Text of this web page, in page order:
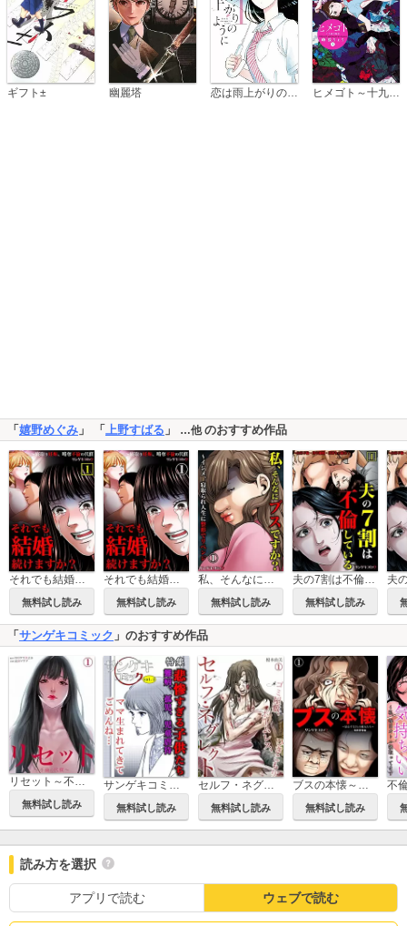
ギフト± 幽麗塔 恋は雨上がりのように ヒメゴト～十九歳の制服～
「 嬉野めぐみ 」 「 上野すばる 」 …他のおすすめ作品
それでも結婚続けますか？～寝取り妊娠、略奪不倫の代償【単行本】
無料試し読み
それでも結婚続けますか？～寝取り妊娠、略奪不倫の代償
無料試し読み
私、そんなにブスですか？～イジメ、寝取られ人生に整形でリベンジ
無料試し読み
夫の7割は不倫している～白昼不倫・熟年離婚・裏切りの結末！【単行本】
無料試し読み
「 サンゲキコミック 」のおすすめ作品
リセット～不倫の代償～【分冊版】
無料試し読み 無料試し読み 無料試し読み 無料試し読み
読み方を選択
アプリで読む ウェブで読む